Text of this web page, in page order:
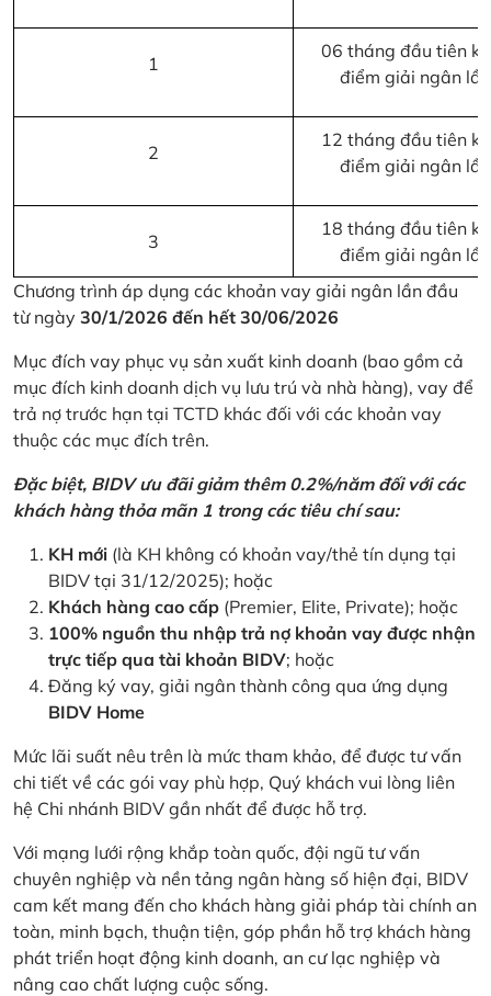
1
06 tháng đầu tiên
điểm giải ngân
2
12 tháng đầu tiên
điểm giải ngân
3
18 tháng đầu tiên
điểm giải ngân
Chương trình áp dụng các khoản vay giải ngân lần đầu
từ ngày 30/1/2026 đến hết 30/06/2026
Mục đích vay phục vụ sản xuất kinh doanh (bao gồm cả
mục đích kinh doanh dịch vụ lưu trú và nhà hàng), vay để
trả nợ trước hạn tại TCTD khác đối với các khoản vay
thuộc các mục đích trên.
Đặc biệt, BIDV ưu đãi giảm thêm 0.2%/năm đối với các
khách hàng thỏa mãn 1 trong các tiêu chí sau:
KH mới (là KH không có khoản vay/thẻ tín dụng tại
BIDV tại 31/12/2025); hoặc
Khách hàng cao cấp (Premier, Elite, Private); hoặc
100% nguồn thu nhập trả nợ khoản vay được nhận
trực tiếp qua tài khoản BIDV; hoặc
Đăng ký vay, giải ngân thành công qua ứng dụng
BIDV Home
Mức lãi suất nêu trên là mức tham khảo, để được tư vấn
chi tiết về các gói vay phù hợp, Quý khách vui lòng liên
hệ Chi nhánh BIDV gần nhất để được hỗ trợ.
Với mạng lưới rộng khắp toàn quốc, đội ngũ tư vấn
chuyên nghiệp và nền tảng ngân hàng số hiện đại, BIDV
cam kết mang đến cho khách hàng giải pháp tài chính an
toàn, minh bạch, thuận tiện, góp phần hỗ trợ khách hàng
phát triển hoạt động kinh doanh, an cư lạc nghiệp và
nâng cao chất lượng cuộc sống.